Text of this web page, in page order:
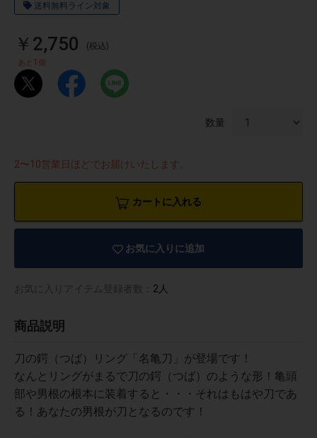
送料無料ライン対象
￥2,750 (税込)
あと 1 個
数量
2〜10営業日ほどでお届けいたします。
カートに入れる
お気に入りに追加
お気に入りアイテム登録者数： 2人
商品説明
刀の鍔（つば）リング「名亀刀」が登場です！
なんとリングがまるで刀の鍔（つば）のような形！亀頭
部や男根の根本に装着すると・・・それはもはや刀であ
る！あなたの男根が刀となるのです！
ーター
ッズ